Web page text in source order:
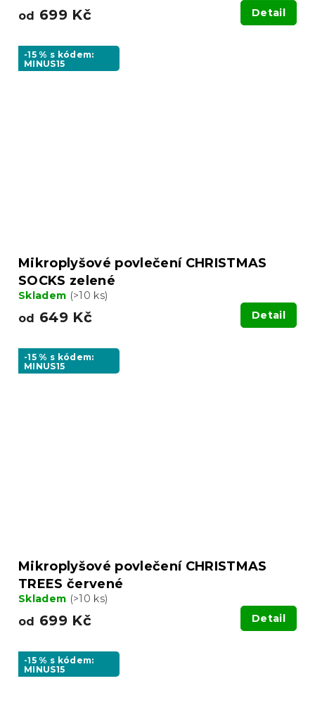
od 699 Kč Detail
-15 % s kódem:
MINUS15
Mikroplyšové povlečení CHRISTMAS
SOCKS zelené
Skladem (>10 ks)
od 649 Kč Detail
-15 % s kódem:
MINUS15
Mikroplyšové povlečení CHRISTMAS
TREES červené
Skladem (>10 ks)
od 699 Kč Detail
-15 % s kódem:
MINUS15